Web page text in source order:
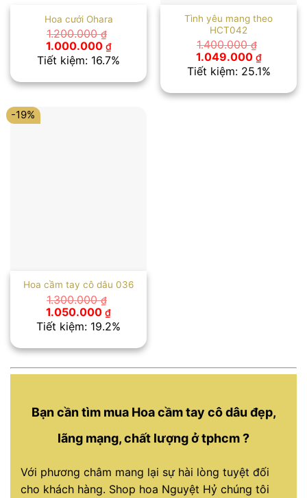
Hoa cưới Ohara
1.200.000₫
Giá
gốc
là:
1.000.000 ₫Giá
hiện
tại
1.000.000 ₫.
Tiết kiệm: 16.7%
Tình yêu mang theo
HCT042
1.400.000₫
Giá
gốc
là:
1.049.000 ₫Giá
hiện
tại
Tiết kiệm: 25.1%
-19%
Hoa cầm tay cô dâu 036
1.300.000₫
Giá
gốc
là:
1.050.000 ₫Giá
hiện
tại
1.050.000 ₫.
Tiết kiệm: 19.2%
Bạn cần tìm mua Hoa cầm tay cô dâu đẹp,
lãng mạng, chất lượng ở tphcm ?
Với phương châm mang lại sự hài lòng tuyệt đối
cho khách hàng. Shop hoa Nguyệt Hỷ chúng tôi